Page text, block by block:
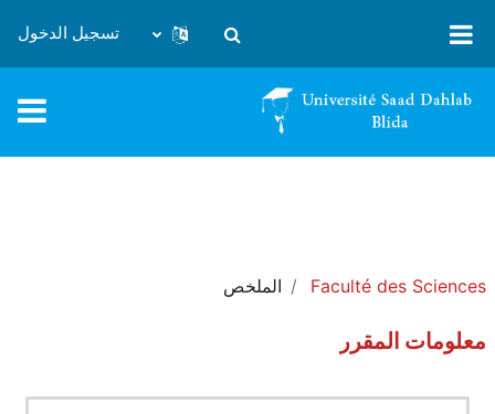
تبديل إدخال البحث
تسجيل الدخول
Faculté des Sciences الملخص
معلومات المقرر